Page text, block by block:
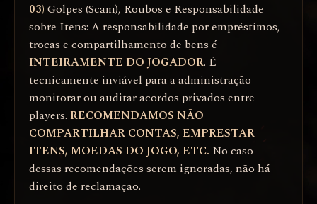
03) Golpes (Scam), Roubos e Responsabilidade
sobre Itens: A responsabilidade por empréstimos,
trocas e compartilhamento de bens é
INTEIRAMENTE DO JOGADOR. É
tecnicamente inviável para a administração
monitorar ou auditar acordos privados entre
players. RECOMENDAMOS NÃO
COMPARTILHAR CONTAS, EMPRESTAR
ITENS, MOEDAS DO JOGO, ETC. No caso
dessas recomendações serem ignoradas, não há
direito de reclamação.